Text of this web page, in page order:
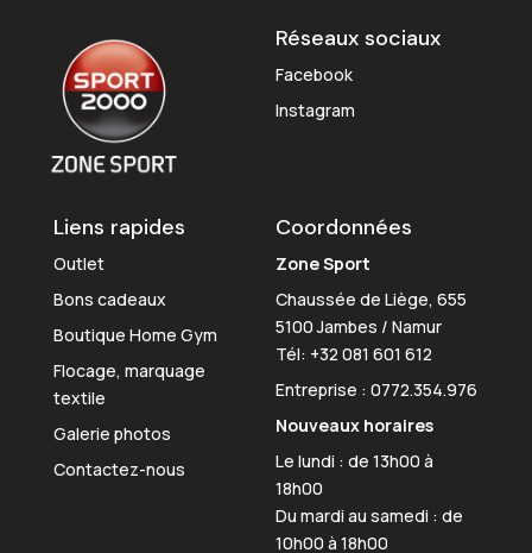
Réseaux sociaux
Facebook
Instagram
Liens rapides
Outlet
Bons cadeaux
Boutique Home Gym
Flocage, marquage
textile
Galerie photos
Contactez-nous
Coordonnées
Zone Sport
Chaussée de Liège, 655
5100 Jambes / Namur
Tél: +32 081 601 612
Entreprise : 0772.354.976
Nouveaux horaires
Le lundi : de 13h00 à
18h00
Du mardi au samedi : de
10h00 à 18h00